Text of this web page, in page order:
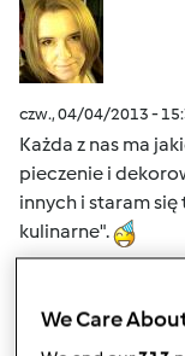
czw., 04/04/2013 -
Każda z nas ma
pieczenie i
innych i staram się
kulinarne".
We Care